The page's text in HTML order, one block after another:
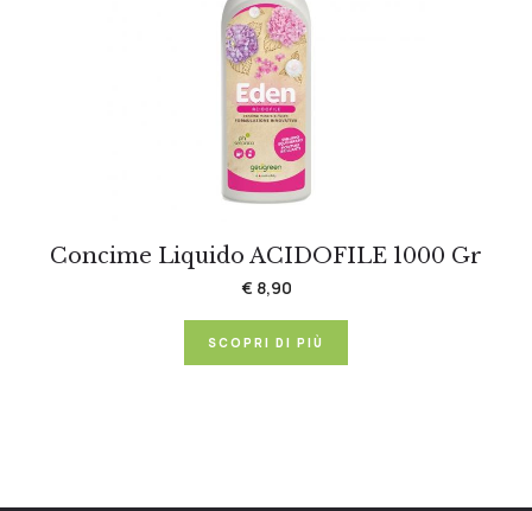
Concime Liquido ACIDOFILE 1000 Gr
€ 8,90
SCOPRI DI PIÙ